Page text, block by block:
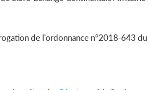
de l'ordonnance n°2018-643 du